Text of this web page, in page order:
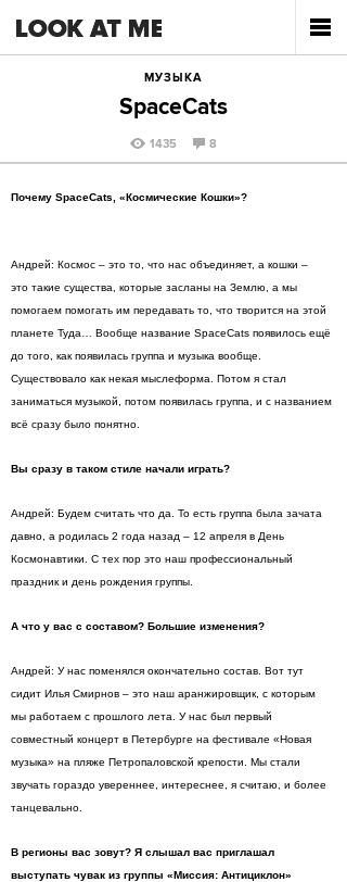
МУЗЫКА
SpaceCats
1435 8
Почему SpaceCats, «Космические Кошки»?
Андрей: Космос – это то, что нас объединяет, а кошки –
это такие существа, которые засланы на Землю, а мы
помогаем помогать им передавать то, что творится на этой
планете Туда… Вообще название SpaceCats появилось ещё
до того, как появилась группа и музыка вообще.
Существовало как некая мыслеформа. Потом я стал
заниматься музыкой, потом появилась группа, и с названием
всё сразу было понятно.
Вы сразу в таком стиле начали играть?
Андрей: Будем считать что да. То есть группа была зачата
давно, а родилась 2 года назад – 12 апреля в День
Космонавтики. С тех пор это наш профессиональный
праздник и день рождения группы.
А что у вас с составом? Большие изменения?
Андрей: У нас поменялся окончательно состав. Вот тут
сидит Илья Смирнов – это наш аранжировщик, с которым
мы работаем с прошлого лета. У нас был первый
совместный концерт в Петербурге на фестивале «Новая
музыка» на пляже Петропаловской крепости. Мы стали
звучать гораздо увереннее, интереснее, я считаю, и более
танцевально.
В регионы вас зовут? Я слышал вас приглашал
выступать чувак из группы «Миссия: Антициклон»